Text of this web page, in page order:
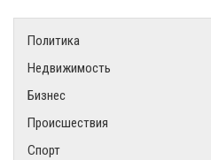
Политика
Недвижимость
Бизнес
Происшествия
Спорт